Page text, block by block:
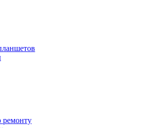
ремонту